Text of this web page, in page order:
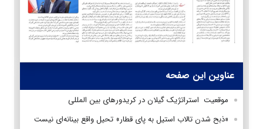
عناوین این صفحه
موقعیت استراتژیک گیلان در کریدورهای بین المللی
«ذبح شدن تالاب استیل به پای قطار» تحیل واقع بینانه‌‌ای نیست